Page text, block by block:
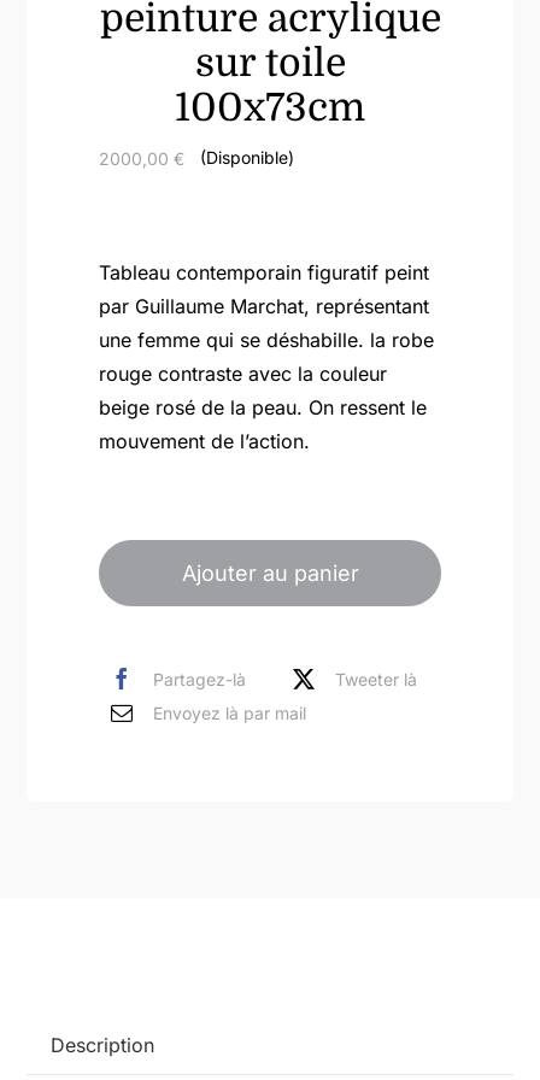
peinture acrylique
sur toile
100x73cm
2000,00 € (Disponible)
Tableau contemporain figuratif peint
par Guillaume Marchat, représentant
une femme qui se déshabille. la robe
rouge contraste avec la couleur
beige rosé de la peau. On ressent le
mouvement de l’action.
de
déshabillant
peinture
Ajouter au panier
Partagez-là
Tweeter là
Envoyez là par mail
Description